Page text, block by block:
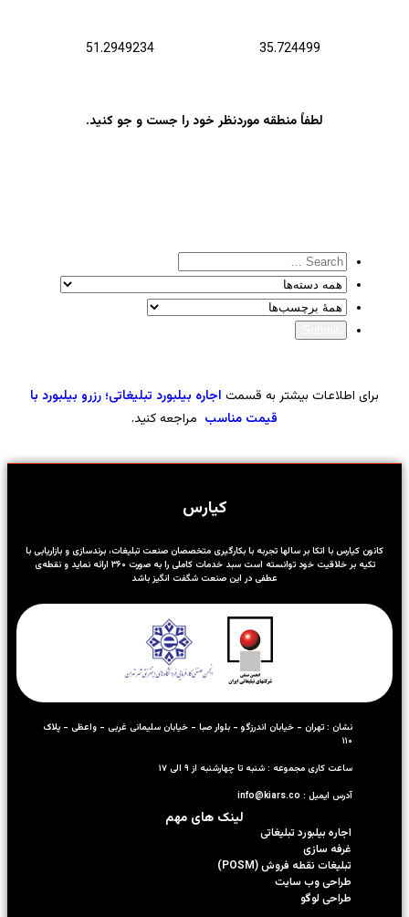
35.724499
51.2949234
لطفاً منطقه موردنظر خود را جست و جو کنید.
برای اطلاعات بیشتر به قسمت اجاره بیلبورد تبلیغاتی؛ رزرو بیلبورد با
قیمت مناسب مراجعه کنید.
کیارس
کانون کیارس با اتکا بر سالها تجربه با بکارگیری متخصصان صنعت تبلیغات، برندسازی و بازاریابی با
تکیه بر خلاقیت خود توانسته است سبد خدمات کاملی را به صورت ۳۶۰ ارائه نماید و نقطه‌ی
عطفی در این صنعت شگفت انگیز باشد
نشان : تهران - خیابان اندرزگو - بلوار صبا - خیابان سلیمانی غربی - واعظی - پلاک
۱۱۰
ساعت کاری مجموعه : شنبه تا چهارشنبه از ۹ الی ۱۷
آدرس ایمیل : info@kiars.co
لینک های مهم
اجاره بیلبورد تبلیغاتی
غرفه سازی
تبلیغات نقطه فروش (POSM)
طراحی وب سایت
طراحی لوگو